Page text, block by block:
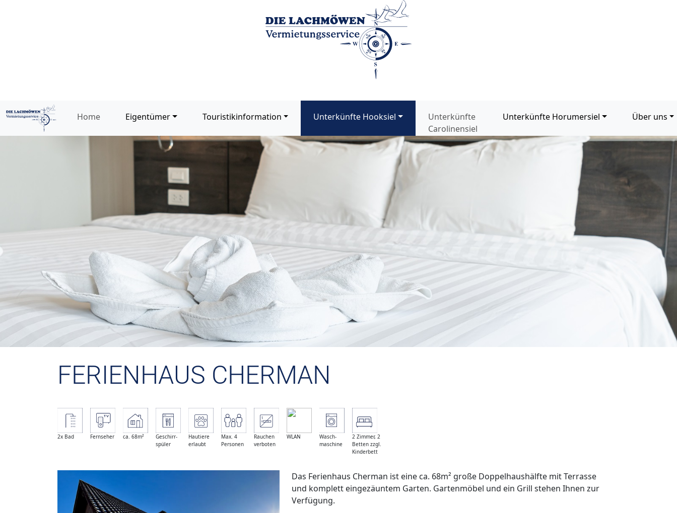
Home Eigentümer Touristikinformation Unterkünfte Hooksiel
Unterkünfte
Carolinensiel
Unterkünfte Horumersiel Über uns
FERIENHAUS CHERMAN
2x Bad Fernseher ca. 68m²
Geschirr-
spüler
Hautiere
erlaubt
Max. 4
Personen
Rauchen
verboten
WLAN
Wasch-
maschine
2 Zimmer, 2
Betten zzgl.
Kinderbett
Das Ferienhaus Cherman ist eine ca. 68m² große Doppelhaushälfte mit Terrasse
und komplett eingezäuntem Garten. Gartenmöbel und ein Grill stehen Ihnen zur
Verfügung.